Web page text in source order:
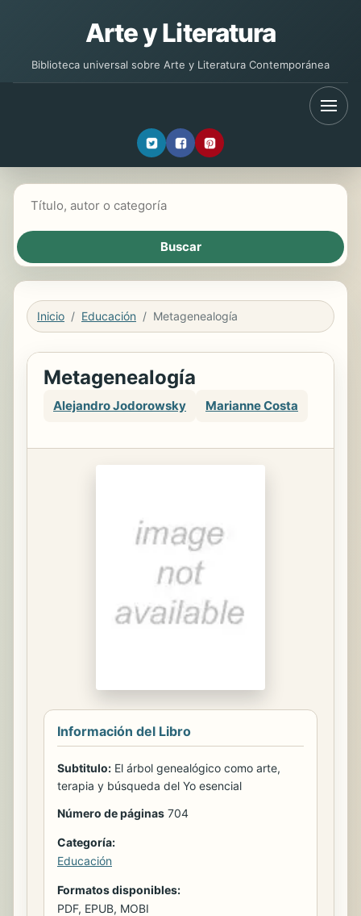
Arte y Literatura
Biblioteca universal sobre Arte y Literatura Contemporánea
Inicio Educación Metagenealogía
Metagenealogía
Alejandro Jodorowsky Marianne Costa
Información del Libro
Subtitulo: El árbol genealógico como arte,
terapia y búsqueda del Yo esencial
Número de páginas 704
Categoría:
Educación
Formatos disponibles:
PDF, EPUB, MOBI